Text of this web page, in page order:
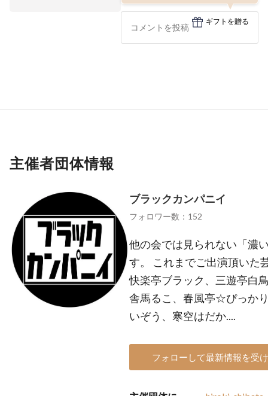
ギフトを贈る
主催者団体情報
ブラックカンパニイ
フォロワー数：152
他の会では見られない「濃
す。 これまでご出演頂いた
快楽亭ブラック、三遊亭白
舎馬るこ、春風亭☆ぴっか
いぞう、寒空はだか....
フォローして最新情報を受